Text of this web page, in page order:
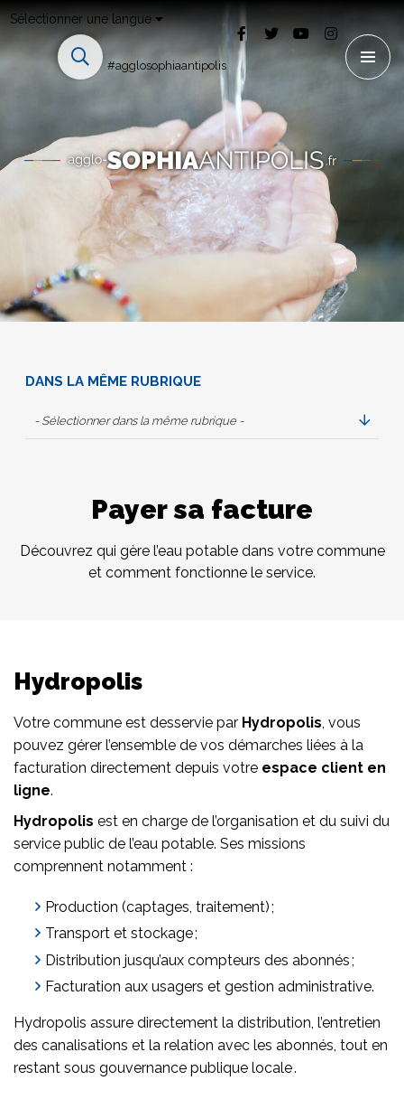
Sélectionner une langue
#agglosophiaantipolis
DANS LA MÊME RUBRIQUE
- Sélectionner dans la même rubrique -
Payer sa facture
Découvrez qui gère l’eau potable dans votre commune
et comment fonctionne le service.
Hydropolis
Votre commune est desservie par Hydropolis, vous
pouvez gérer l’ensemble de vos démarches liées à la
facturation directement depuis votre espace client en
ligne.
Hydropolis est en charge de l’organisation et du suivi du
service public de l’eau potable. Ses missions
comprennent notamment :
Production (captages, traitement) ;
Transport et stockage ;
Distribution jusqu’aux compteurs des abonnés ;
Facturation aux usagers et gestion administrative.
Hydropolis assure directement la distribution, l’entretien
des canalisations et la relation avec les abonnés, tout en
restant sous gouvernance publique locale .